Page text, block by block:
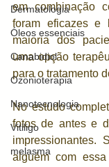
Dermatologia
Óleos essenciais
Canabidiol
Ozonioterapia
Nanotecnologia
Vitiligo
melasma
em combinação
foram eficazes e
maioria dos
uma opção
para o tratamento
No estudo
fotos de antes e
impressionantes.
alguém com